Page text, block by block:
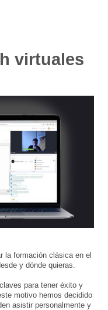
virtuales
la formación clásica en el
y dónde quieras.
para tener éxito y
motivo hemos decidido
asistir personalmente y